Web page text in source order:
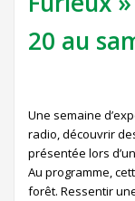
20 au
Une semaine
radio, découvrir
présentée lors
Au programme,
forêt. Ressentir